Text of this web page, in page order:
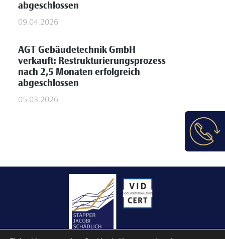
abgeschlossen
09.04.2026
AGT Gebäudetechnik GmbH
verkauft: Restrukturierungsprozess
nach 2,5 Monaten erfolgreich
abgeschlossen
05.03.2026